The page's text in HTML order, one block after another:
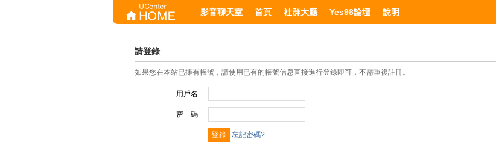
影音聊天室 首頁 社群大廳 Yes98論壇 說明
請登錄
如果您在本站已擁有帳號，請使用已有的帳號信息直接進行登錄即可，不需重複註冊。
用戶名
密 碼
忘記密碼?